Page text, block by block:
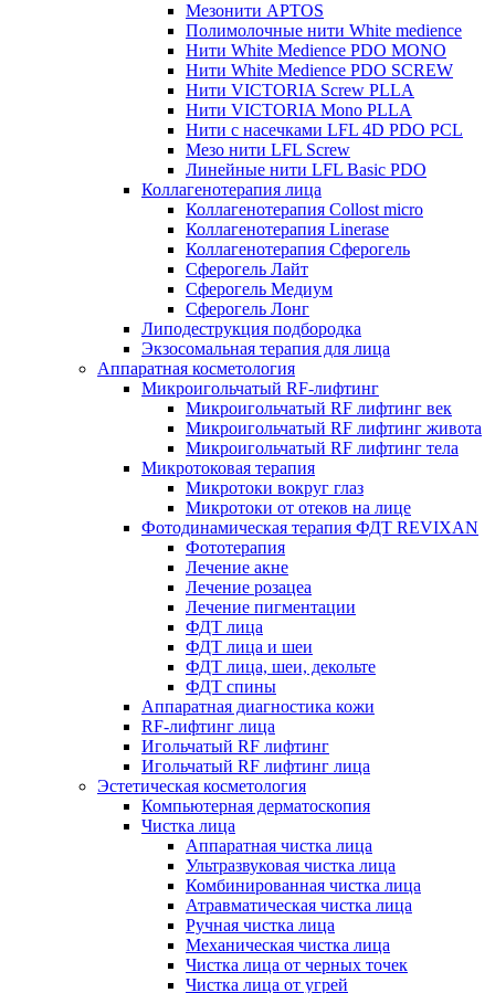
Мезонити APTOS
Полимолочные нити White medience
Нити White Medience PDO MONO
Нити White Medience PDO SCREW
Нити VICTORIA Screw PLLA
Нити VICTORIA Mono PLLA
Нити с насечками LFL 4D PDO PCL
Мезо нити LFL Screw
Линейные нити LFL Basic PDO
Коллагенотерапия лица
Коллагенотерапия Collost micro
Коллагенотерапия Linerase
Коллагенотерапия Сферогель
Сферогель Лайт
Сферогель Медиум
Сферогель Лонг
Липодеструкция подбородка
Экзосомальная терапия для лица
Аппаратная косметология
Микроигольчатый RF-лифтинг
Микроигольчатый RF лифтинг век
Микроигольчатый RF лифтинг живота
Микроигольчатый RF лифтинг тела
Микротоковая терапия
Микротоки вокруг глаз
Микротоки от отеков на лице
Фотодинамическая терапия ФДТ REVIXAN
Фототерапия
Лечение акне
Лечение розацеа
Лечение пигментации
ФДТ лица
ФДТ лица и шеи
ФДТ лица, шеи, декольте
ФДТ спины
Аппаратная диагностика кожи
RF-лифтинг лица
Игольчатый RF лифтинг
Игольчатый RF лифтинг лица
Эстетическая косметология
Компьютерная дерматоскопия
Чистка лица
Аппаратная чистка лица
Ультразвуковая чистка лица
Комбинированная чистка лица
Атравматическая чистка лица
Ручная чистка лица
Механическая чистка лица
Чистка лица от черных точек
Чистка лица от угрей